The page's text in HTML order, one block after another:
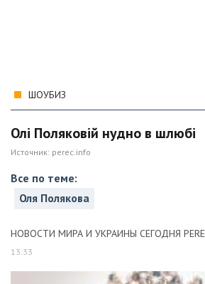
ШОУБИЗ
Олі Поляковій нудно в шлюбі
Источник: perec.info
Все по теме:
Оля Полякова
НОВОСТИ МИРА И УКРАИНЫ СЕГОДНЯ
13:33